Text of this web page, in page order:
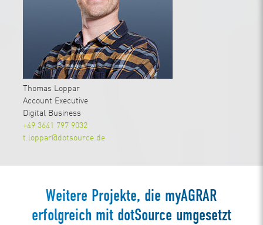
Thomas Loppar
Account Executive
Digital Business
+49 3641 797 9032
t.loppar@dotsource.de
Weitere Projekte, die myAGRAR
erfolgreich mit dotSource umgesetzt